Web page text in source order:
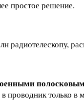
простое решение.
радиотелескопу,
проводник только